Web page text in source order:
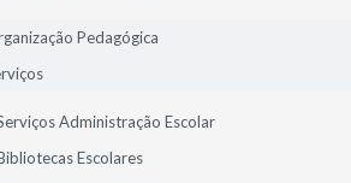
Pedagógica
Administração Escolar
Escolares